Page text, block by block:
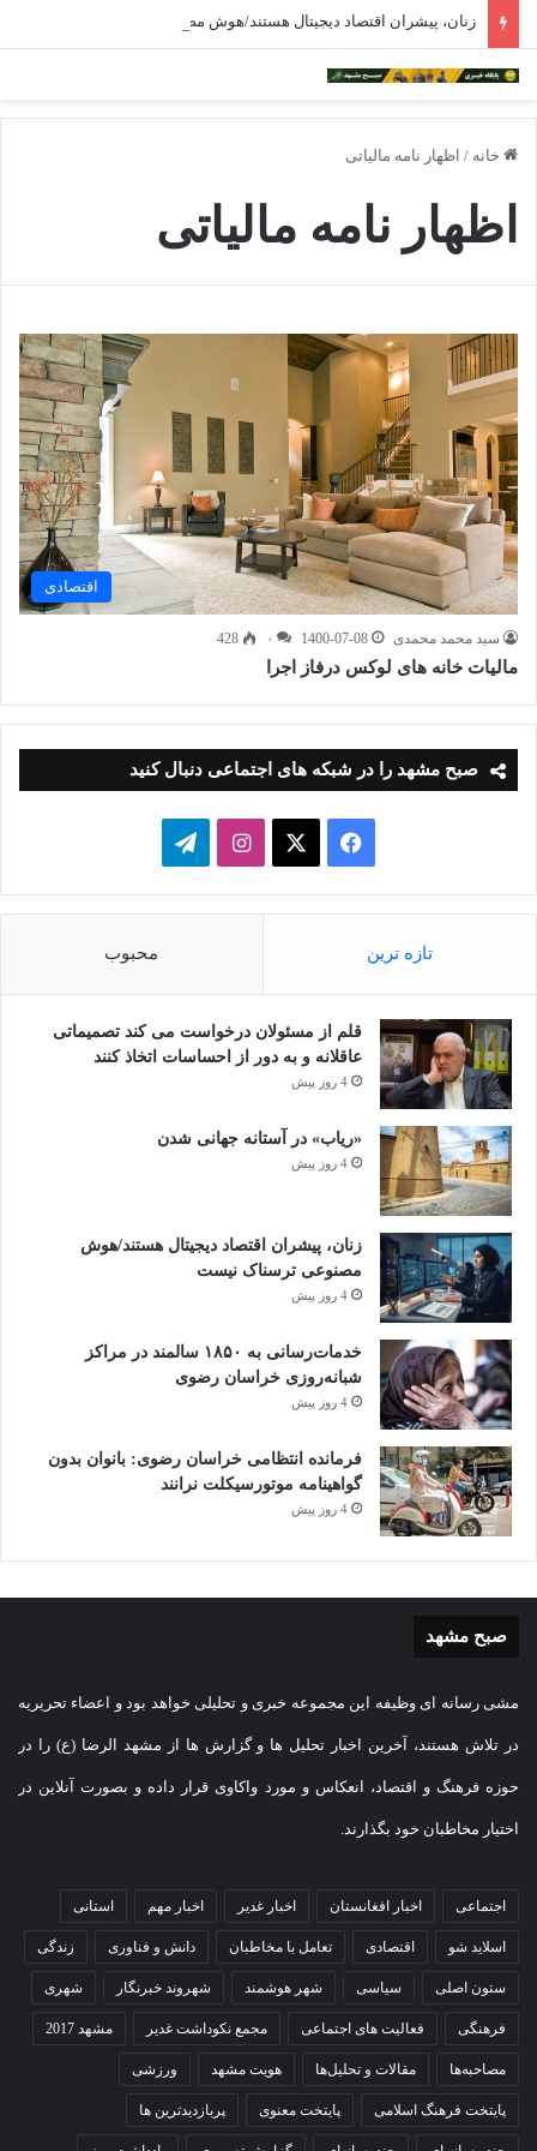
زنان، پیشران اقتصاد دیجیتال هستند/هوش مصنوعی ترسناک نیست
خانه / اظهار نامه مالیاتی
اظهار نامه مالیاتی
اقتصادی
سید محمد محمدی 1400-07-08 ۰ 428
مالیات خانه های لوکس درفاز اجرا
صبح مشهد را در شبکه های اجتماعی دنبال کنید
فیسبوک ایکساینستاگرامتلگرام
تازه ترین محبوب
قلم از مسئولان درخواست می کند تصمیماتی
عاقلانه و به دور از احساسات اتخاذ کنند
4 روز پیش
«ریاب» در آستانه جهانی شدن
4 روز پیش
زنان، پیشران اقتصاد دیجیتال هستند/هوش
مصنوعی ترسناک نیست
4 روز پیش
خدمات‌رسانی به ۱۸۵۰ سالمند در مراکز
شبانه‌روزی خراسان رضوی
4 روز پیش
فرمانده انتظامی خراسان رضوی: بانوان بدون
گواهینامه موتورسیکلت نرانند
4 روز پیش
صبح مشهد
مشی رسانه ای وظیفه این مجموعه خبری و تحلیلی خواهد بود و اعضاء تحریریه
در تلاش هستند، آخرین اخبار تحلیل ها و گزارش ها از مشهد الرضا (ع) را در
حوزه فرهنگ و اقتصاد، انعکاس و مورد واکاوی قرار داده و بصورت آنلاین در
اختیار مخاطبان خود بگذارند.
اجتماعی اخبار افغانستان اخبار غدیر اخبار مهم استانی
اسلاید شو اقتصادی تعامل با مخاطبان دانش و فناوری زندگی
ستون اصلی سیاسی شهر هوشمند شهروند خبرنگار شهری
فرهنگی فعالیت های اجتماعی مجمع نکوداشت غدیر مشهد 2017
مصاحبه‌ها مقالات و تحلیل‌ها هویت مشهد ورزشی
پایتخت فرهنگ اسلامی پایتخت معنوی پربازدیدترین ها